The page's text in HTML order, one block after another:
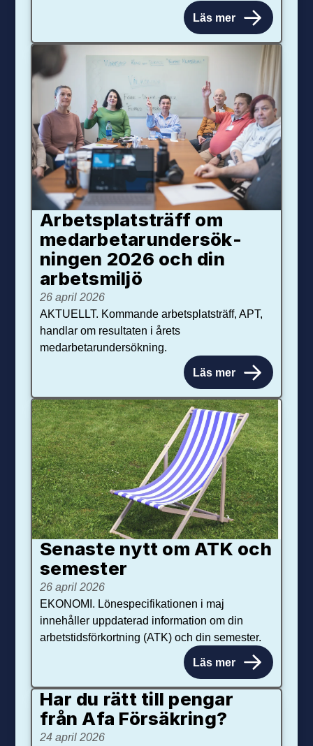
Läs mer
Arbetsplats­träff om
med­arbetar­under­sök­
ningen 2026 och din
arbets­miljö
26 april 2026
AKTUELLT. Kommande arbetsplatsträff, APT,
handlar om resultaten i årets
medarbetarundersökning.
Läs mer
Senaste nytt om ATK och
se­mester
26 april 2026
EKONOMI. Lönespecifikationen i maj
innehåller uppdaterad information om din
arbetstidsförkortning (ATK) och din semester.
Läs mer
Har du rätt till pengar
från Afa Försäkring?
24 april 2026